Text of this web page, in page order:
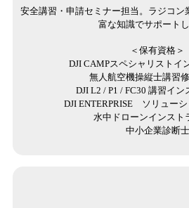
安全講習・申請セミナー担当。ラジコン
富な知識でサポートし
＜保有資格＞
DJI CAMPスペシャリストイ
無人航空機操縦士講習
DJI L2 / P1 / FC30 講習イン
DJI ENTERPRISE ソリュー
水中ドローンインスト
中小企業診断士